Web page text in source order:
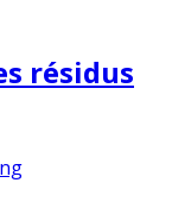
résidus